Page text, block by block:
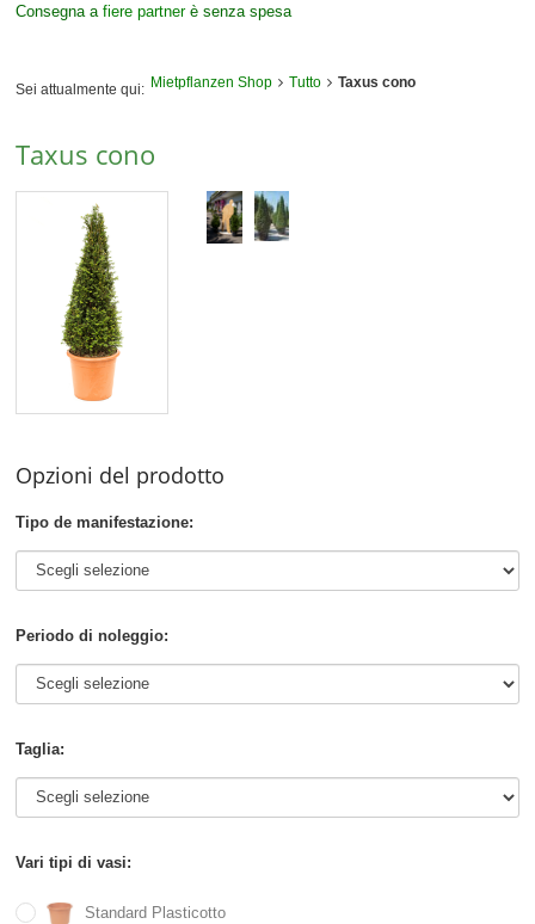
Consegna afiere partnerè senza spesa
Sei attualmente qui: Mietpflanzen Shop Tutto Taxus cono
Taxus cono
Opzioni del prodotto
Tipo de manifestazione:
Periodo di noleggio:
Taglia:
Vari tipi di vasi:
Standard Plasticotto